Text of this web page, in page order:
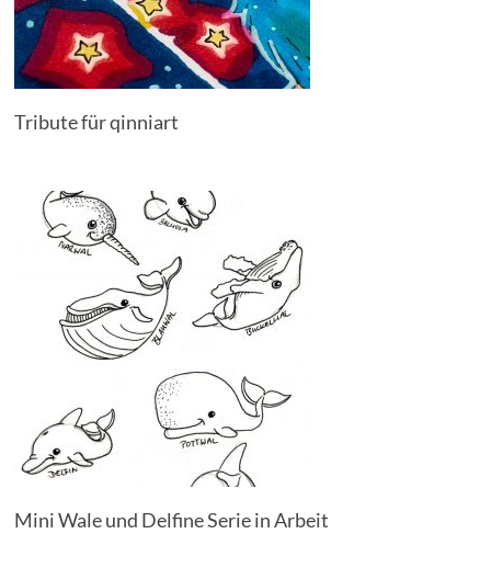
Tribute für qinniart
Mini Wale und Delfine Serie in Arbeit